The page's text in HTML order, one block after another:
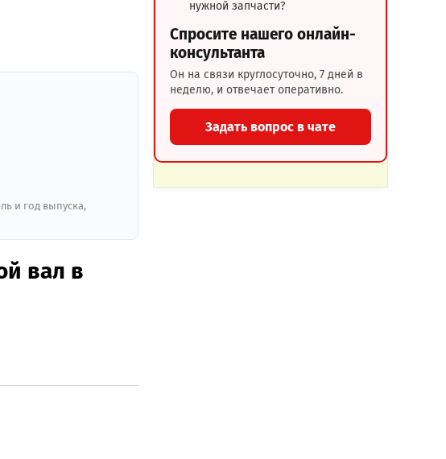
нужной запчасти?
Спросите нашего онлайн-
консультанта
Он на связи круглосуточно, 7 дней в
неделю, и отвечает оперативно.
Задать вопрос в чате
и год выпуска,
вал в